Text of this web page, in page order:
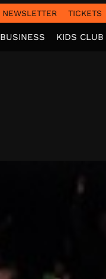
NEWSLETTER TICKETS
BUSINESS KIDS CLUB